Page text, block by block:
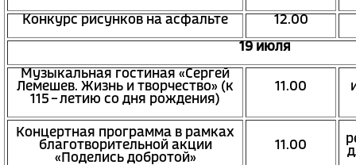
Конкурс рисунков на асфальте 12.00
19 июля
Музыкальная гостиная «Сергей
Лемешев. Жизнь и творчество» (к
115 – летию со дня рождения)
11.00
Концертная программа в рамках
благотворительной акции
«Поделись добротой»
11.00